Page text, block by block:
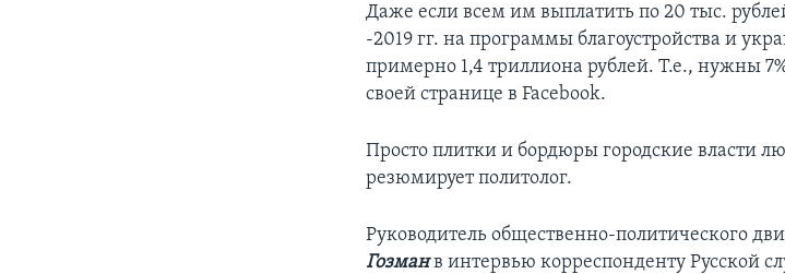
Даже если всем им выплатить по 20 тыс.
-2019 гг. на программы благоустройства и
примерно 1,4 триллиона рублей. Т.е., нужны
своей странице в Facebook.
Просто плитки и бордюры городские власти
резюмирует политолог.
Руководитель общественно-политического
Гозманв интервью корреспонденту Русской